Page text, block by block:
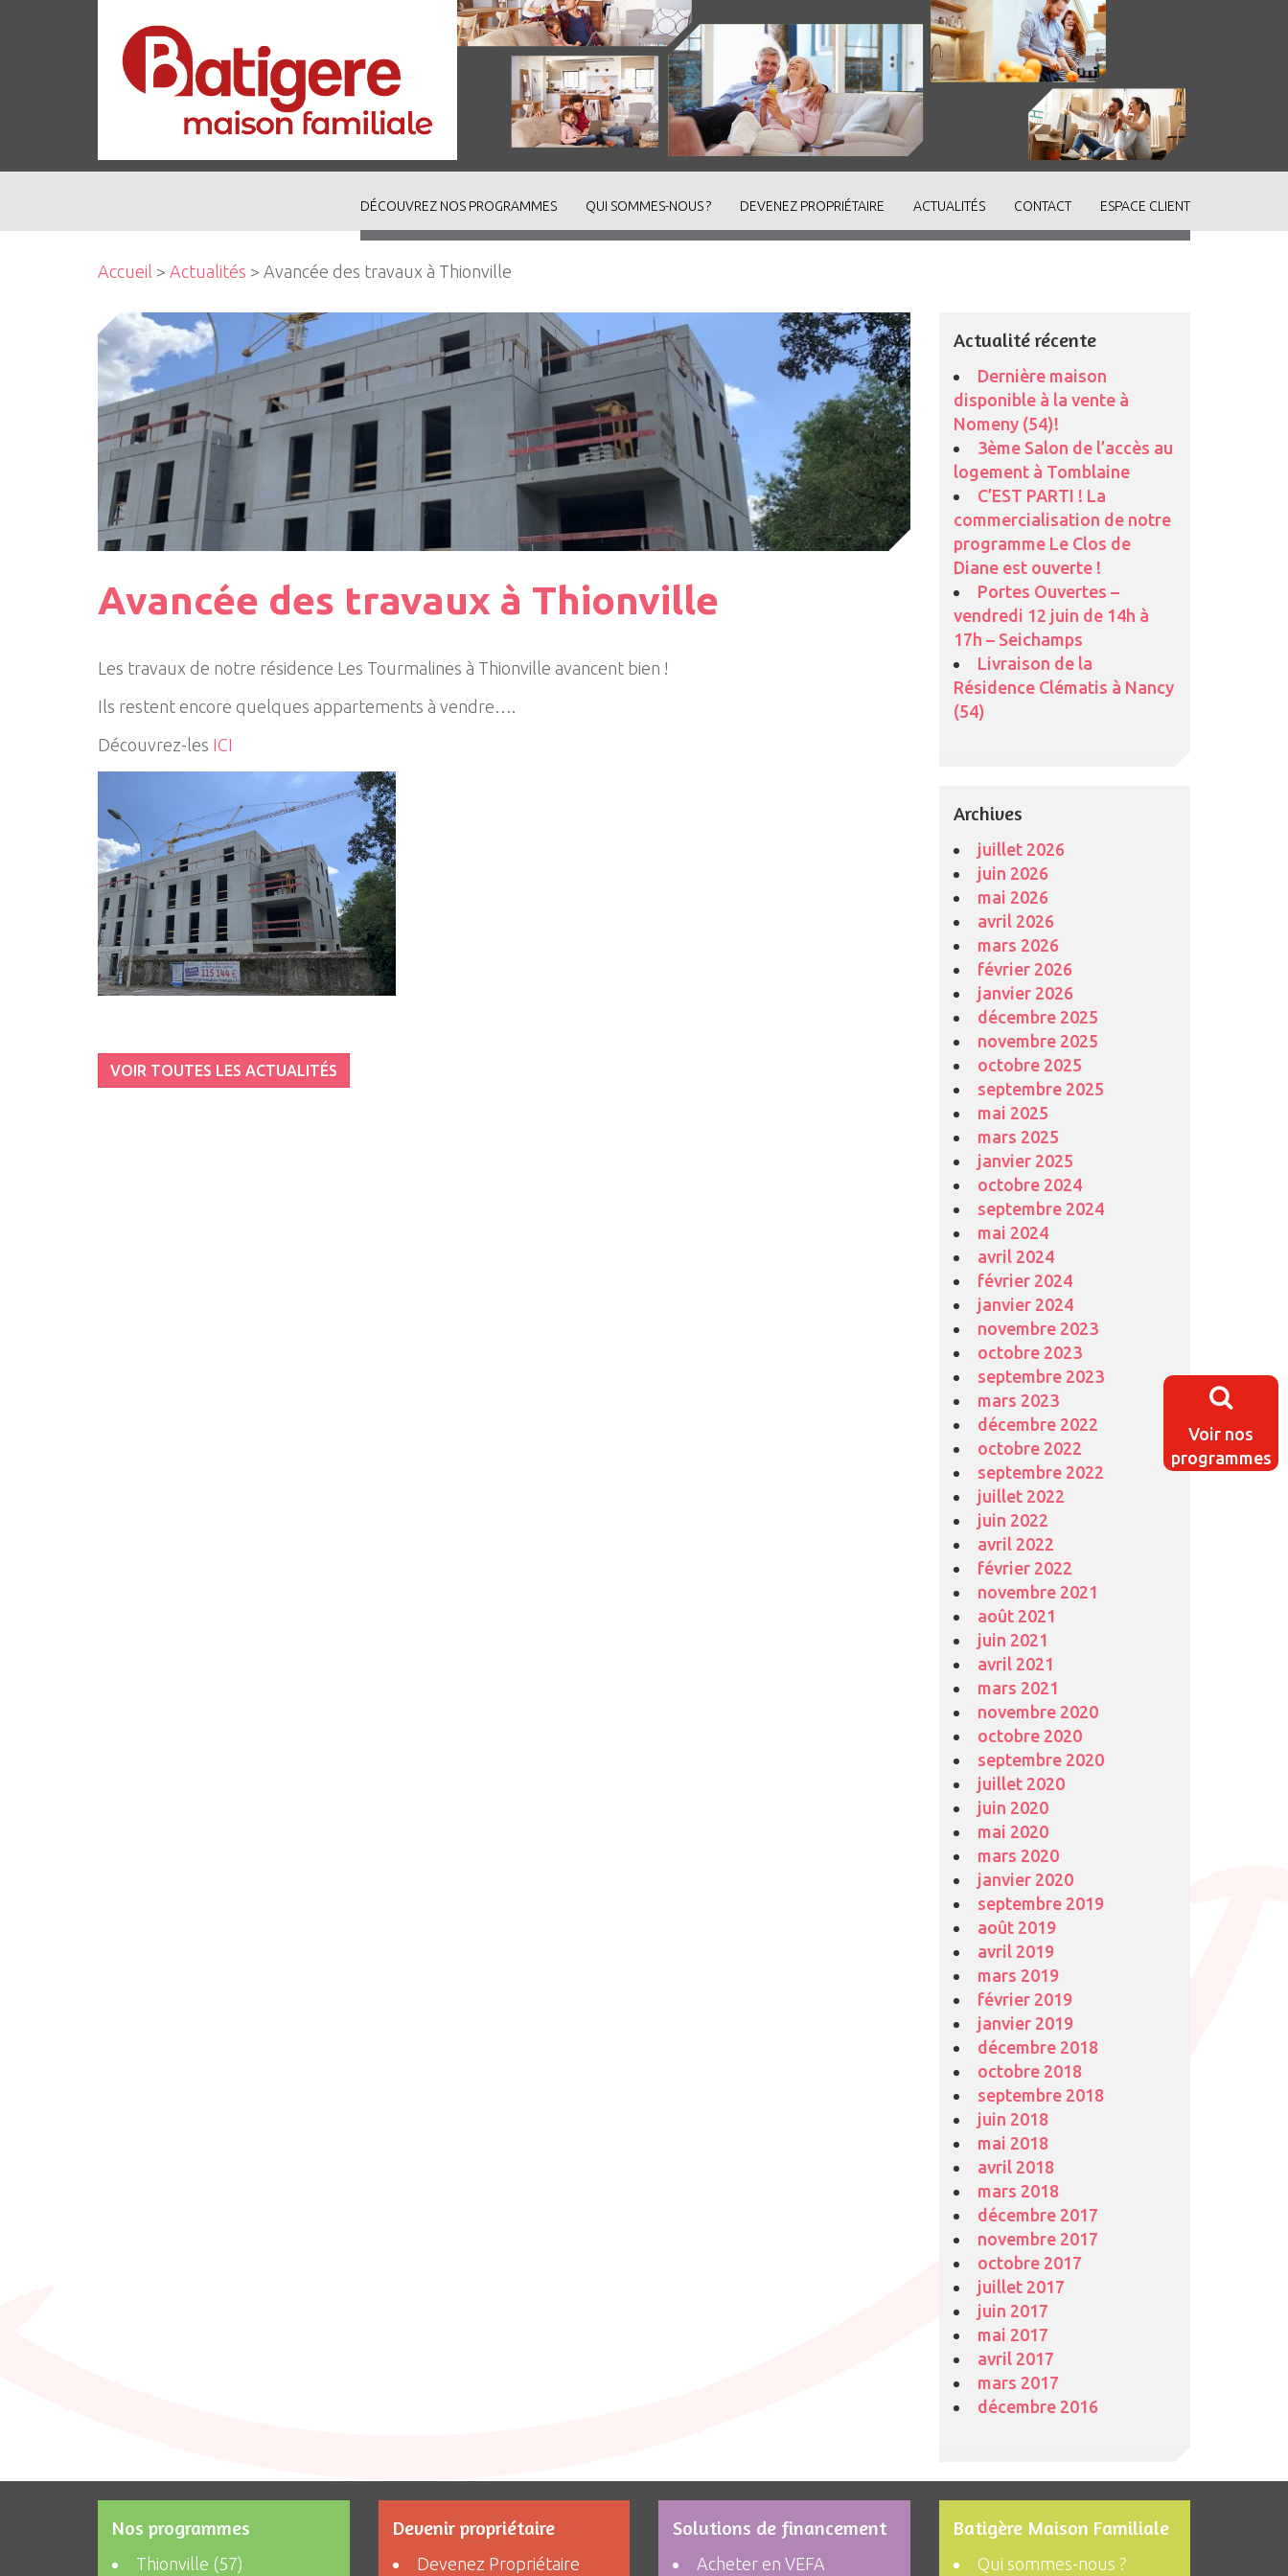
Voir nos
programmes
DÉCOUVREZ NOS PROGRAMMES QUI SOMMES-NOUS ? DEVENEZ PROPRIÉTAIRE ACTUALITÉS CONTACT ESPACE CLIENT
Accueil > Actualités > Avancée des travaux à Thionville
Avancée des travaux à Thionville
Les travaux de notre résidence Les Tourmalines à Thionville avancent bien !
Ils restent encore quelques appartements à vendre….
Découvrez-les ICI
VOIR TOUTES LES ACTUALITÉS
Actualité récente
Dernière maison
disponible à la vente à
Nomeny (54)!
3ème Salon de l’accès au
logement à Tomblaine
C’EST PARTI ! La
commercialisation de notre
programme Le Clos de
Diane est ouverte !
Portes Ouvertes –
vendredi 12 juin de 14h à
17h – Seichamps
Livraison de la
Résidence Clématis à Nancy
(54)
Archives
juillet 2026
juin 2026
mai 2026
avril 2026
mars 2026
février 2026
janvier 2026
décembre 2025
novembre 2025
octobre 2025
septembre 2025
mai 2025
mars 2025
janvier 2025
octobre 2024
septembre 2024
mai 2024
avril 2024
février 2024
janvier 2024
novembre 2023
octobre 2023
septembre 2023
mars 2023
décembre 2022
octobre 2022
septembre 2022
juillet 2022
juin 2022
avril 2022
février 2022
novembre 2021
août 2021
juin 2021
avril 2021
mars 2021
novembre 2020
octobre 2020
septembre 2020
juillet 2020
juin 2020
mai 2020
mars 2020
janvier 2020
septembre 2019
août 2019
avril 2019
mars 2019
février 2019
janvier 2019
décembre 2018
octobre 2018
septembre 2018
juin 2018
mai 2018
avril 2018
mars 2018
décembre 2017
novembre 2017
octobre 2017
juillet 2017
juin 2017
mai 2017
avril 2017
mars 2017
décembre 2016
Nos programmes
Thionville (57)
Devenir propriétaire
Devenez Propriétaire
Solutions de financement
Acheter en VEFA
Batigère Maison Familiale
Qui sommes-nous ?